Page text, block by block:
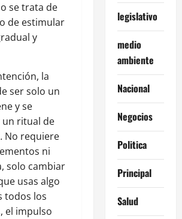
se trata de
de estimular
y
la
ser solo un
y se
un ritual de
No requiere
ni
solo cambiar
usas algo
todos los
el impulso
legislativo
medio
ambiente
Nacional
Negocios
Politica
Principal
Salud